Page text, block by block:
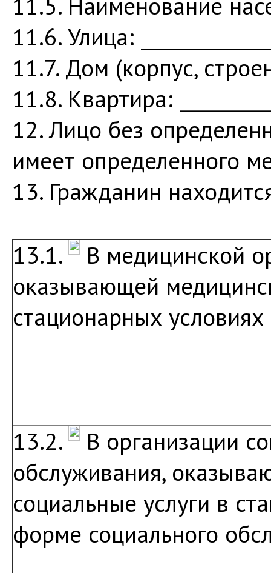
11.6. Улица:
11.7. Дом (корпус,
11.8. Квартира:
12. Лицо без
имеет определенного
13. Гражданин
13.1.
В медицинской
оказывающей
стационарных условиях
13.2.
В организации
обслуживания,
социальные услуги в
форме социального